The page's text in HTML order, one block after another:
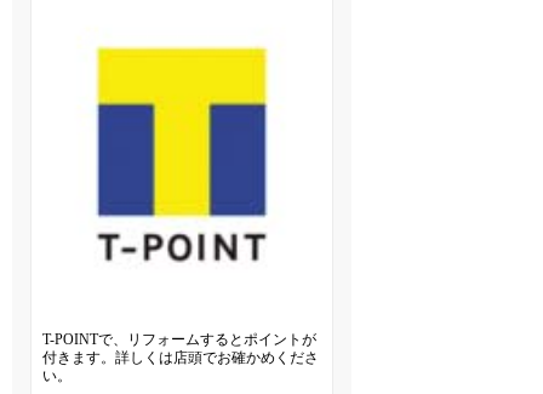
T-POINTで、リフォームするとポイントが
付きます。詳しくは店頭でお確かめくださ
い。